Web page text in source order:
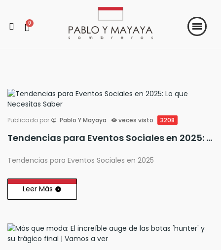
Publicado por Pablo Y Mayaya veces visto 3208
Tendencias para Eventos Sociales en 2025: Lo que Necesitas Saber
Tendencias para Eventos Sociales en 2025
Leer Más